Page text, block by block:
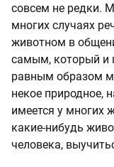
совсем не редки.
многих случаях
животном в
самым, который и
равным образом
некое природное,
имеется у многих
какие-нибудь
человека,